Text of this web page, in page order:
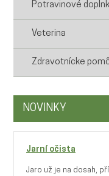
Potravinové
Veterina
Zdravotnícke
NOVINKY
Jarní očista
Jaro už je na dosah,